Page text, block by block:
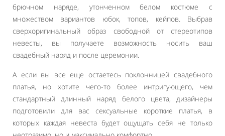
брючном наряде, утонченном белом костюме с
множеством вариантов юбок, топов, кейпов. Выбрав
сверхоригинальный образ свободной от стереотипов
невесты, вы получаете возможность носить ваш
свадебный наряд и после церемонии.
А если вы все еще остаетесь поклонницей свадебного
платья, но хотите чего-то более интригующего, чем
стандартный длинный наряд белого цвета, дизайнеры
подготовили для вас сексуальные короткие платья, в
которых каждая невеста будет ощущать себя не только